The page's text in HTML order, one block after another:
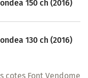
150 ch (2016)
130 ch (2016)
cotes Font Vendome